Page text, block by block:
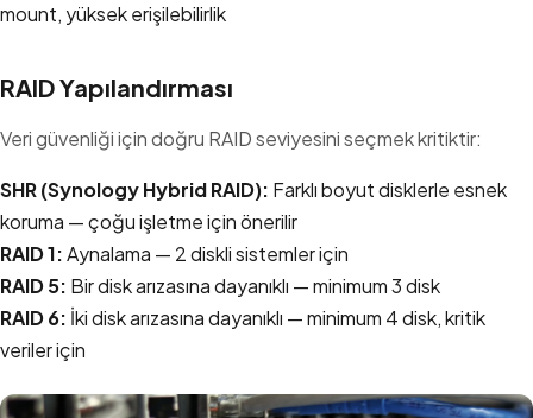
mount, yüksek erişilebilirlik
RAID Yapılandırması
Veri güvenliği için doğru RAID seviyesini seçmek kritiktir:
SHR (Synology Hybrid RAID): Farklı boyut disklerle esnek
koruma — çoğu işletme için önerilir
RAID 1:Aynalama — 2 diskli sistemler için
RAID 5: Bir disk arızasına dayanıklı — minimum 3 disk
RAID 6: İki disk arızasına dayanıklı — minimum 4 disk, kritik
veriler için